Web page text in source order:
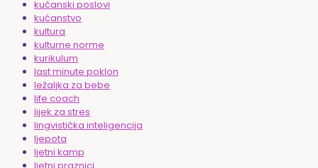
kućanski poslovi
kućanstvo
kultura
kulturne norme
kurikulum
last minute poklon
ležaljka za bebe
life coach
lijek za stres
lingvistička inteligencija
ljepota
ljetni kamp